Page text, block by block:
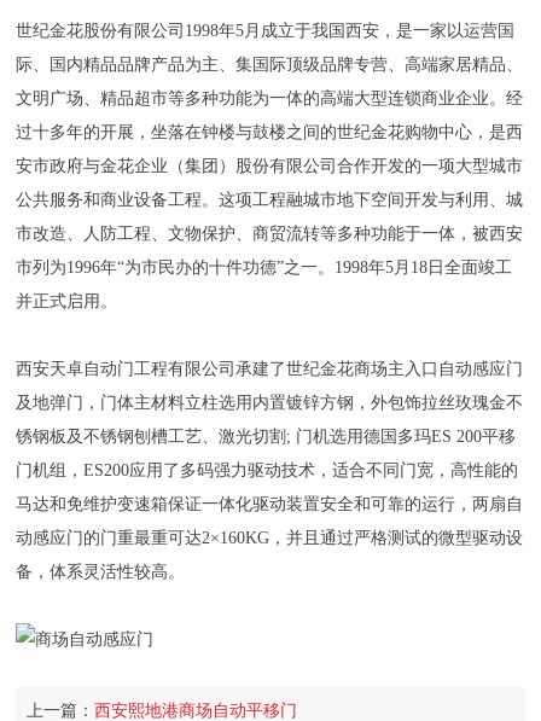
常见问题
关于我们
联系我们
世纪金花股份有限公司1998年5月成立于我国西安，是一家以运营国
际、国内精品品牌产品为主、集国际顶级品牌专营、高端家居精品、
文明广场、精品超市等多种功能为一体的高端大型连锁商业企业。经
过十多年的开展，坐落在钟楼与鼓楼之间的世纪金花购物中心，是西
安市政府与金花企业（集团）股份有限公司合作开发的一项大型城市
公共服务和商业设备工程。这项工程融城市地下空间开发与利用、城
市改造、人防工程、文物保护、商贸流转等多种功能于一体，被西安
市列为1996年“为市民办的十件功德”之一。1998年5月18日全面竣工
并正式启用。
西安天卓自动门工程有限公司承建了世纪金花商场主入口自动感应门
及地弹门，门体主材料立柱选用内置镀锌方钢，外包饰拉丝玫瑰金不
锈钢板及不锈钢刨槽工艺、激光切割; 门机选用德国多玛ES 200平移
门机组，ES200应用了多码强力驱动技术，适合不同门宽，高性能的
马达和免维护变速箱保证一体化驱动装置安全和可靠的运行，两扇自
动感应门的门重最重可达2×160KG，并且通过严格测试的微型驱动设
备，体系灵活性较高。
上一篇：西安熙地港商场自动平移门